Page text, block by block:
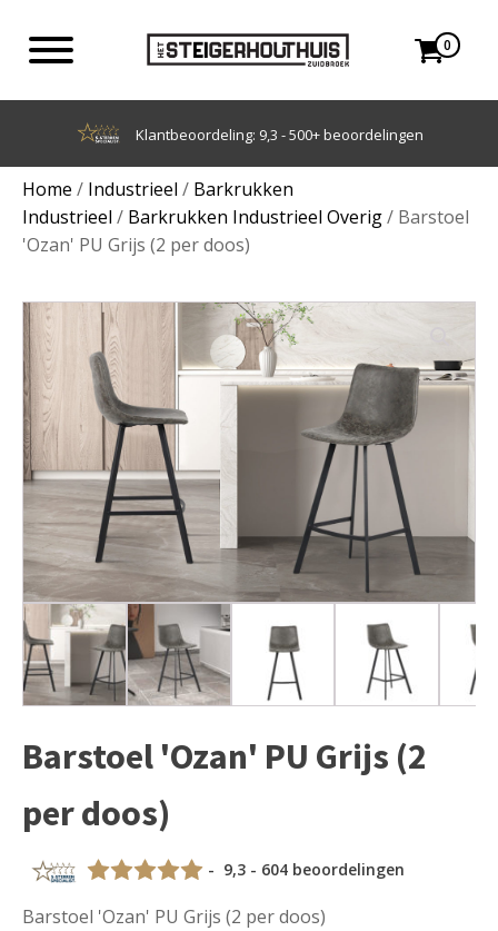
0
Klantbeoordeling: 9,3 - 500+ beoordelingen
Home / Industrieel / Barkrukken
Industrieel / Barkrukken Industrieel Overig/ Barstoel
'Ozan' PU Grijs (2 per doos)
Barstoel 'Ozan' PU Grijs (2
per doos)
- 9,3 - 604 beoordelingen
Barstoel 'Ozan' PU Grijs (2 per doos)